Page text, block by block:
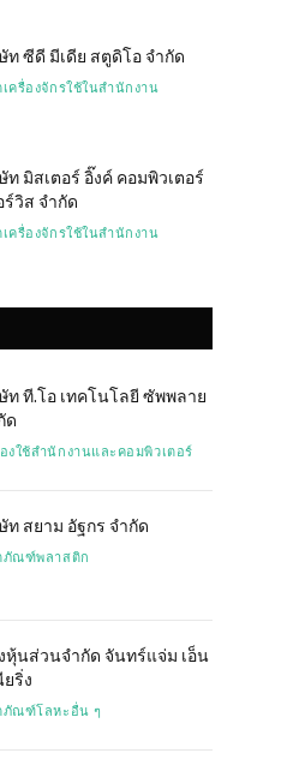
ท ซีดี มีเดีย สตูดิโอ จำกัด
ครื่องจักรใช้ในสำนักงาน
ท มิสเตอร์ อิ๊งค์ คอมพิวเตอร์
ร์วิส จำกัด
ครื่องจักรใช้ในสำนักงาน
ท ที.โอ เทคโนโลยี ซัพพลาย
ด
องใช้สำนักงานและคอมพิวเตอร์
ท สยาม อัฐกร จำกัด
ภัณฑ์พลาสติก
หุ้นส่วนจำกัด จันทร์แจ่ม เอ็น
ยริ่ง
ภัณฑ์โลหะอื่น ๆ